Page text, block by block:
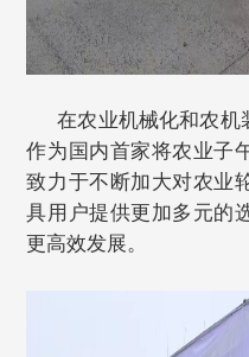
在农业机械化和农机
作为国内首家将农业子
致力于不断加大对农业
具用户提供更加多元的
更高效发展。